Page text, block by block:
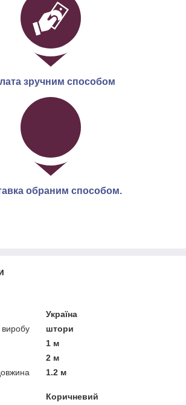
зручним способом
обраним способом.
Україна
виробу
штори
1 м
2 м
1.2 м
Коричневий